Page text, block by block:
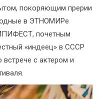
покоряющим прерии
в ЭТНОМИРе
почетным
«индеец» в СССР
с актером и